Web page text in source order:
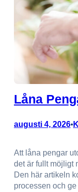
Låna
augusti 4, 2026•
Att låna pengar
det är fullt möjligt
Den här artikeln
processen och